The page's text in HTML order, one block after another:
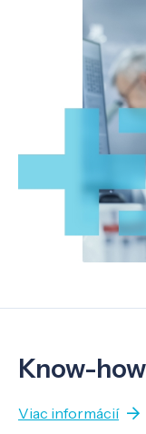
Know-how
Viac informácií